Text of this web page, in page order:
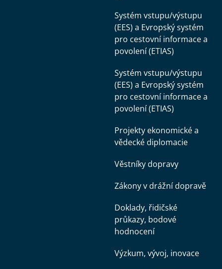
Systém vstupu/výstupu
(EES) a Evropský systém
pro cestovní informace a
povolení (ETIAS)
Systém vstupu/výstupu
(EES) a Evropský systém
pro cestovní informace a
povolení (ETIAS)
Projekty ekonomické a
vědecké diplomacie
Věstníky dopravy
Zákony v drážní dopravě
Doklady, řidičské
průkazy, bodové
hodnocení
Výzkum, vývoj, inovace